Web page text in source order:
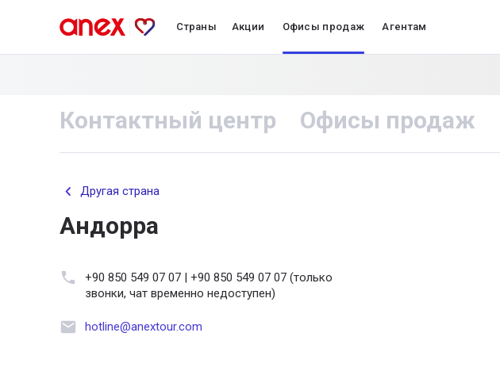
Страны Акции Офисы продаж Агентам
Контактный центр Офисы продаж
Другая страна
Андорра
+90 850 549 07 07 | +90 850 549 07 07 (только
звонки, чат временно недоступен)
hotline@anextour.com